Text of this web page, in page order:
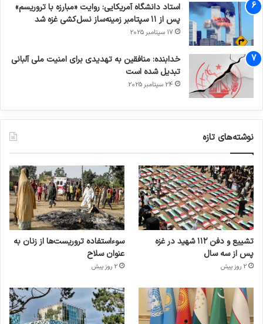
استاد دانشگاه آمریکایی: روایت «مبارزه با تروریسم»
پس از ۱۱ سپتامبر زمینه‌ساز نسل‌کشی غزه شد
17 سپتامبر 2025
خدابنده: منافقین به تهدیدی برای امنیت ملی آلبانی
تبدیل شده است
24 سپتامبر 2025
نوشته‌های تازه
تشییع و دفن ۱۱۲ شهید در غزه
پس از سه سال
2 روز پیش
سوءاستفاده تروریست‌ها از زنان به
عنوان سلاح
2 روز پیش